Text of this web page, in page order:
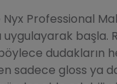
Nyx Professional
uygulayarak
dudakların
sadece gloss ya